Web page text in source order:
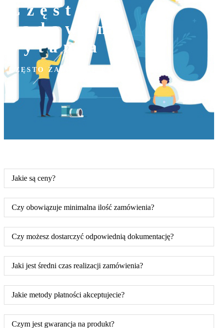
Często
zadawane
pytania
CZĘSTO ZADAWANE PYTANIA
Jakie są ceny?
Czy obowiązuje minimalna ilość zamówienia?
Czy możesz dostarczyć odpowiednią dokumentację?
Jaki jest średni czas realizacji zamówienia?
Jakie metody płatności akceptujecie?
Czym jest gwarancja na produkt?